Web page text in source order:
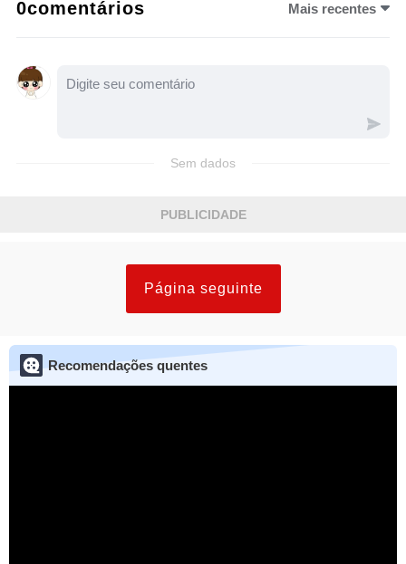
0comentários Mais recentes
Sem dados
PUBLICIDADE
Página seguinte
Recomendações quentes